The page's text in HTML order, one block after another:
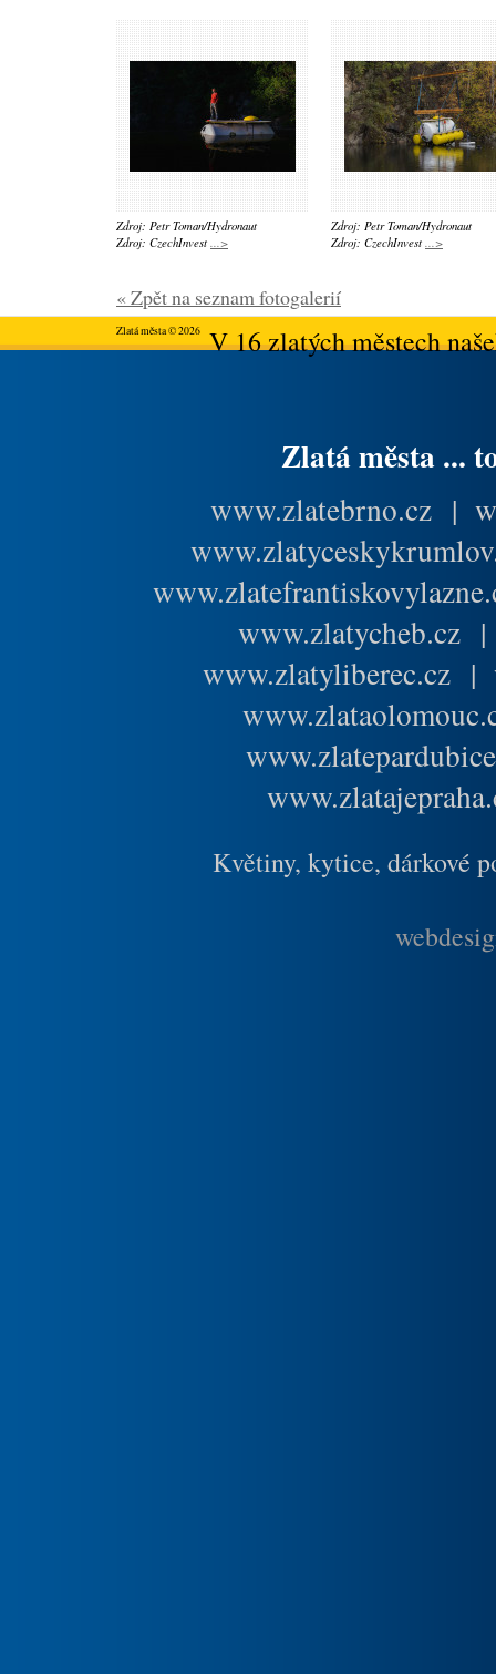
Zdroj: Petr Toman/Hydronaut
Zdroj: CzechInvest ...>
Zdroj: Petr Toman/Hydronaut
Zdroj: CzechInvest ...>
« Zpět na seznam fotogalerií
Zlatá města © 2026V 16 zlatých městech
Zlatá města ...
www.zlatebrno.cz |
www.zlatycheb.cz
www.zlatyliberec.cz |
Květiny, kytice, dárkové